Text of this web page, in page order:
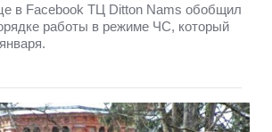
в Facebook ТЦ Ditton Nams обобщил
работы в режиме ЧС, который